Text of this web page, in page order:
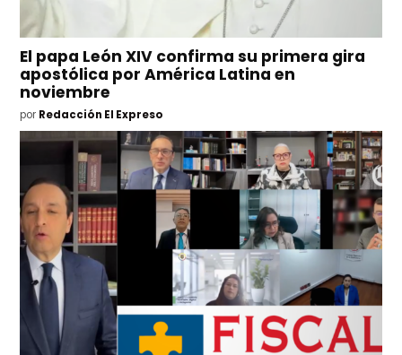
El papa León XIV confirma su primera gira
apostólica por América Latina en
noviembre
por Redacción El Expreso